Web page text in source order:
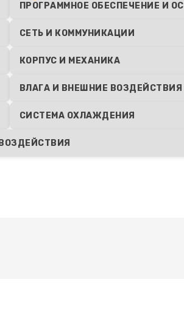
ПРОГРАММНОЕ ОБЕСПЕЧЕНИЕ И ОС
СЕТЬ И КОММУНИКАЦИИ
КОРПУС И МЕХАНИКА
ВЛАГА И ВНЕШНИЕ ВОЗДЕЙСТВИЯ
СИСТЕМА ОХЛАЖДЕНИЯ